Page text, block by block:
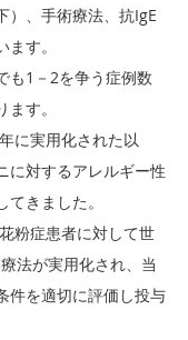
）、手術療法、抗IgE
す。
も1－2を争う症例数
す。
に実用化された以
に対するアレルギー性
きました。
粉症患者に対して世
法が実用化され、当
件を適切に評価し投与